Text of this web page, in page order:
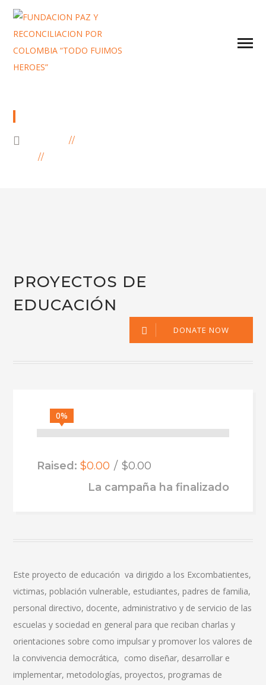
PROYECTOS DE
EDUCACIÓN
DONATE NOW
0%
Raised:$0.00
$0.00
La campaña ha finalizado
Este proyecto de educación va dirigido a los Excombatientes,
victimas, población vulnerable, estudiantes, padres de familia,
personal directivo, docente, administrativo y de servicio de las
escuelas y sociedad en general para que reciban charlas y
orientaciones sobre como impulsar y promover los valores de
la convivencia democrática, como diseñar, desarrollar e
implementar, metodologías, proyectos, programas de